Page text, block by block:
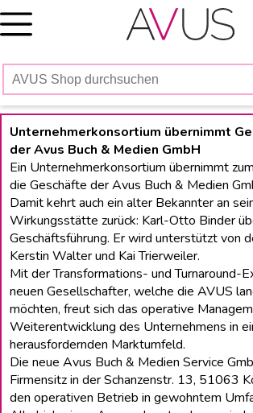
Skip
to
Unternehmerkonsortium übernimmt
der Avus Buch & Medien GmbH
Ein Unternehmerkonsortium übernimmt
die Geschäfte der Avus Buch & Medien
Damit kehrt auch ein alter Bekannter an
Wirkungsstätte zurück: Karl-Otto Binder
Geschäftsführung. Er wird unterstützt von
Kerstin Walter und Kai Trierweiler.
Mit der Transformations- und Turnaround-
neuen Gesellschafter, welche die AVUS
möchten, freut sich das operative
Weiterentwicklung des Unternehmens in
herausfordernden Marktumfeld.
Die neue Avus Buch & Medien Service
Firmensitz in der Schanzenstr. 13, 51063
den operativen Betrieb in gewohntem